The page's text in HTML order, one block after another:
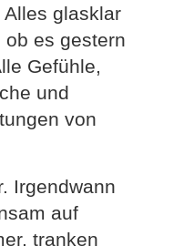
glasklar
es gestern
Gefühle,
und
von
Irgendwann
auf
tranken